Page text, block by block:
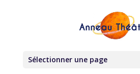
Sélectionner une page